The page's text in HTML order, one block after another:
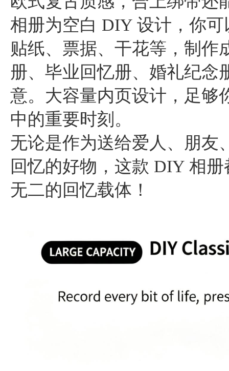
相册为空白 DIY 设计，你
贴纸、票据、干花等，制作
册、毕业回忆册、婚礼纪念
意。大容量内页设计，足够
中的重要时刻。
无论是作为送给爱人、朋友
回忆的好物，这款 DIY 相
无二的回忆载体！